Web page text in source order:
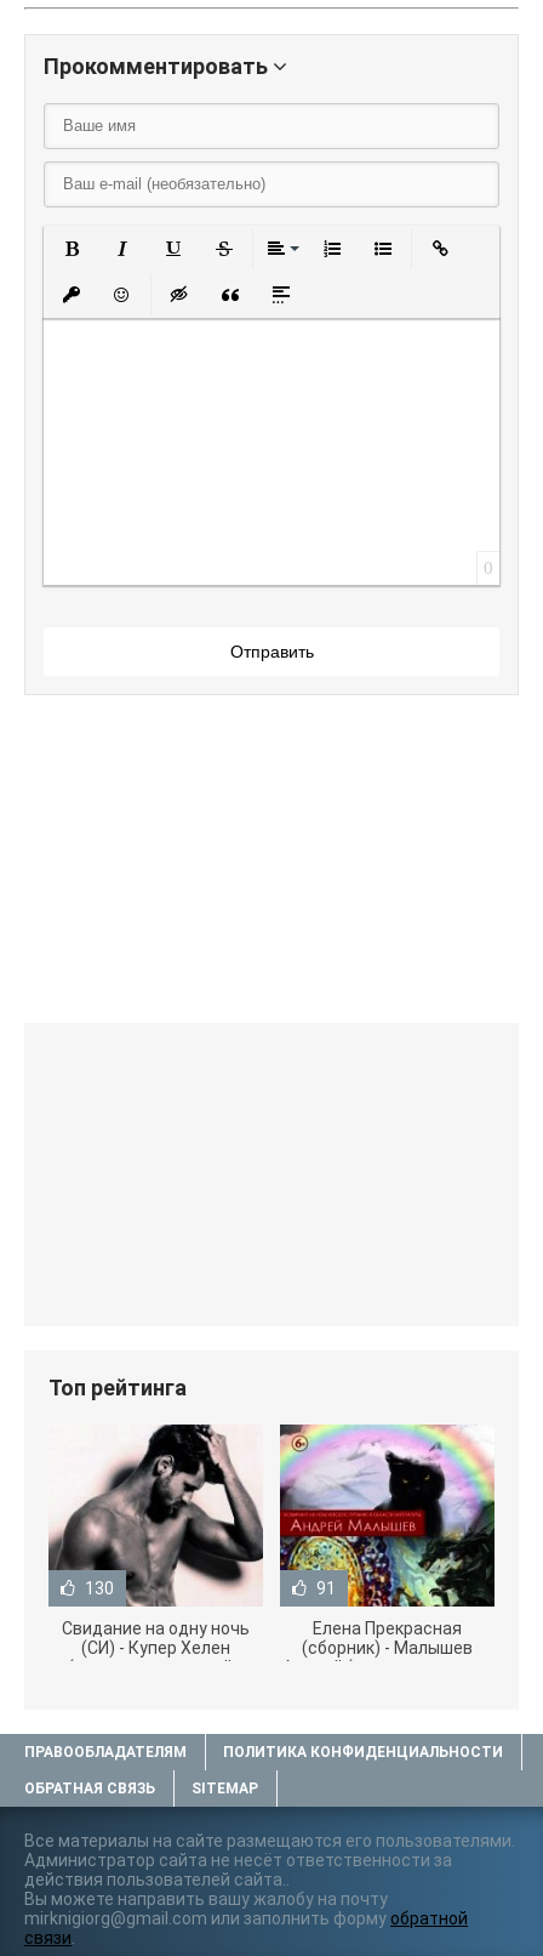
Прокомментировать
Вставить защищенную ссылку
Вставить смайлик
Вставка скрытого текста
Вставка цитаты
Вставка спойлера
0
Отправить
Топ рейтинга
130
Свидание на одну ночь
(СИ) - Купер Хелен
(читать книги онлайн
91
Елена Прекрасная
(сборник) - Малышев
Андрей (книги полностью
ПРАВООБЛАДАТЕЛЯМ ПОЛИТИКА КОНФИДЕНЦИАЛЬНОСТИ
ОБРАТНАЯ СВЯЗЬ SITEMAP
Все материалы на сайте размещаются его пользователями.
Администратор сайта не несёт ответственности за
действия пользователей сайта..
Вы можете направить вашу жалобу на почту
mirknigiorg@gmail.com или заполнить форму обратной
связи